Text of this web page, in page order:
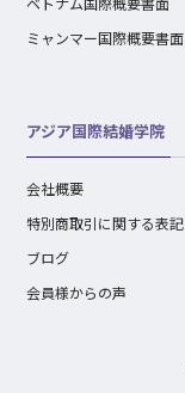
ミャンマー国際概要書面
アジア国際結婚学院
会社概要
特別商取引に関する表記
ブログ
会員様からの声